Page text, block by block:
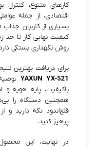
کارهای متنوع،
اقتصادی، از جمله
بسیاری از کاربران جذاب
کیفیت نهایی کار تا حد
روش نگهداری بستگی
برای دریافت بهترین
YAXUN YX-521
باکیفیت، پایه هویه و
همچنین دستگاه را
قلع‌اندود نگه دارید
پرهیز کنید.
در نهایت، این